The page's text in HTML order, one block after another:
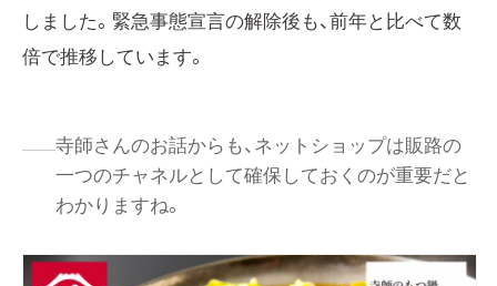
しました。緊急事態宣言の解除後も、前年と比べて数
倍で推移しています。
寺師さんのお話からも、ネットショップは販路の
一つのチャネルとして確保しておくのが重要だと
わかりますね。